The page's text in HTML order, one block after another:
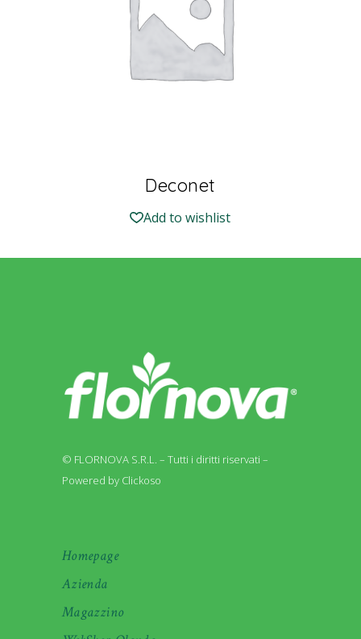
Deconet
Add to wishlist
© FLORNOVA S.R.L. – Tutti i diritti riservati –
Powered by Clickoso
Homepage
Azienda
Magazzino